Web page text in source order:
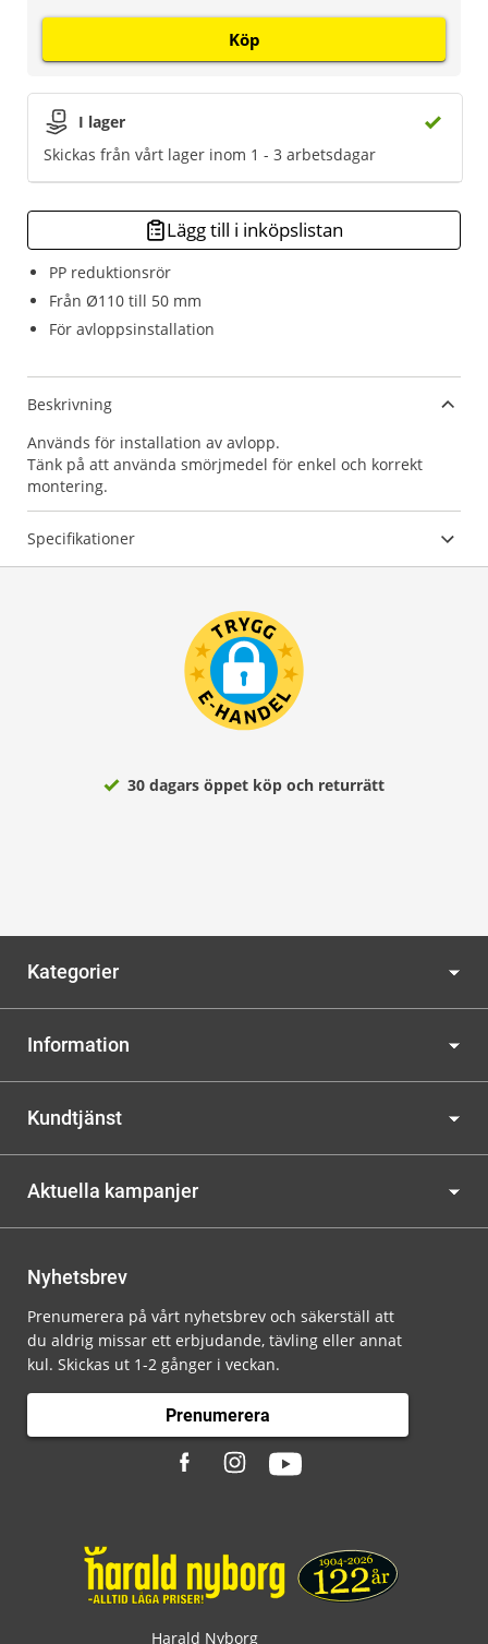
PP reduktionsrör
Från Ø110 till 50 mm
För avloppsinstallation
I lager
Skickas från vårt lager inom 1 - 3 arbetsdagar
Köp
Lägg till i inköpslistan
Beskrivning
Används för installation av avlopp.
Tänk på att använda smörjmedel för enkel och korrekt
montering.
Specifikationer
30 dagars öppet köp och returrätt
Kategorier
Information
Kundtjänst
Aktuella kampanjer
Nyhetsbrev
Prenumerera på vårt nyhetsbrev och säkerställ att
du aldrig missar ett erbjudande, tävling eller annat
kul. Skickas ut 1-2 gånger i veckan.
Prenumerera
Harald Nyborg